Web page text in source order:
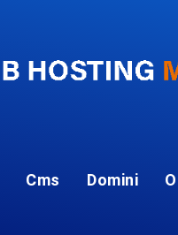
Cms Domini